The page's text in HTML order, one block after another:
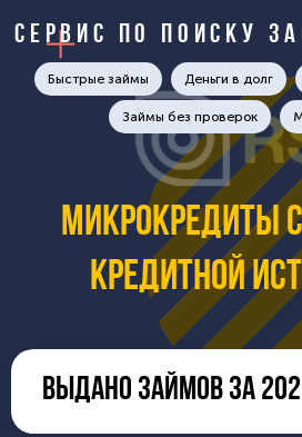
Сервис по поиску
Быстрые займы Деньги в долг
Займы без проверок
Микрокредиты
кредитной
ВЫДАНО ЗАЙМОВ ЗА